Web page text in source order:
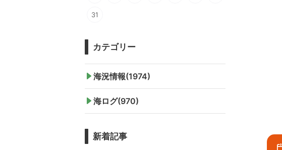
31
カテゴリー
海況情報(1974)
海ログ(970)
新着記事